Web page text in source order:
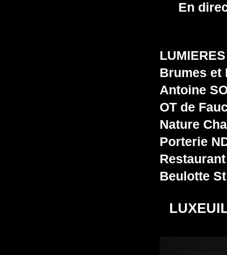
En
Brumes et
Antoine
OT de
Nature
Porterie
Beulotte